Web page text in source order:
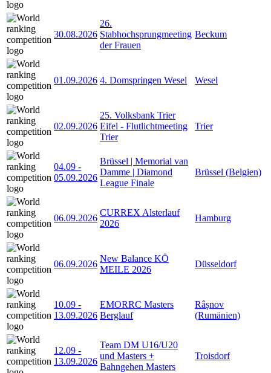
30.08.2026
26.
Stabhochsprungmeeting
der Frauen
Beckum
01.09.2026 4. Domspringen Wesel Wesel
02.09.2026
25. Volksbank Trier
Eifel - Flutlichtmeeting
Trier
Trier
04.09 -
05.09.2026
Brüssel | Memorial van
Damme | Diamond
League Finale
Brüssel (Belgien)
06.09.2026
CURREX Alsterlauf
2026
Hamburg
06.09.2026
New Balance KÖ
MEILE 2026
Düsseldorf
10.09 -
13.09.2026
EMORRC Masters
Berglauf
Râșnov
(Rumänien)
12.09 -
13.09.2026
Team DM U16/U20
und Masters +
Bahngehen Masters
Troisdorf